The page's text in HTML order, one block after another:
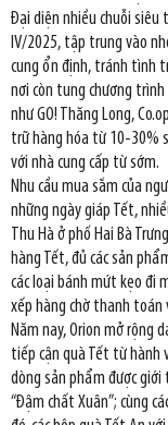
Đại diện nhiều chuỗi siêu
IV/2025, tập trung vào
cung ổn định, tránh tình
nơi còn tung chương
như GO! Thăng Long,
trữ hàng hóa từ 10-30%
với nhà cung cấp từ sớm.
Nhu cầu mua sắm của
những ngày giáp Tết,
Thu Hà ở phố Hai Bà
hàng Tết, đủ các sản
các loại bánh mứt kẹo đi
xếp hàng chờ thanh toán
Năm nay, Orion mở rộng
tiếp cận quà Tết từ hành
dòng sản phẩm được giới
“Đậm chất Xuân”; cùng